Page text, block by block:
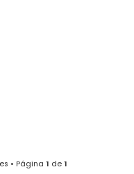
• Página 1 de1